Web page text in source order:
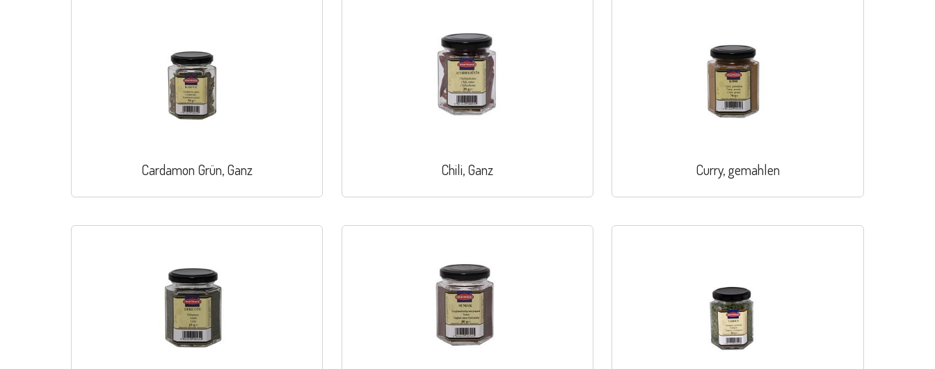
Cardamon Grün, Ganz Chili, Ganz Curry, gemahlen